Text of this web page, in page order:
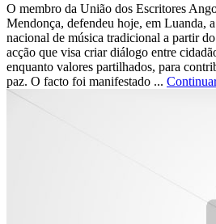
O membro da União dos Escritores
Mendonça, defendeu hoje, em Luanda,
nacional de música tradicional a partir
acção que visa criar diálogo entre
enquanto valores partilhados, para
paz. O facto foi manifestado ...